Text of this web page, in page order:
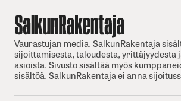
Vaurastujan media. SalkunRakentaja
sijoittamisesta, taloudesta, yrittäjyydesta
asioista. Sivusto sisältää myös
sisältöä. SalkunRakentaja ei anna